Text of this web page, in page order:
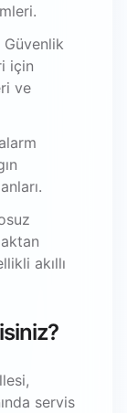
Güvenlik
için
ve
akıllı
servis